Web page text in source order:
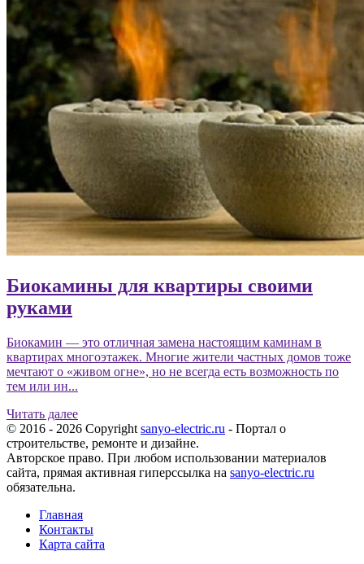
Биокамины для квартиры своими
руками
Биокамин — это отличная замена настоящим каминам в
квартирах многоэтажек. Многие жители частных домов тоже
мечтают о «живом огне», но не всегда есть возможность по
тем или ин...
Читать далее
© 2016 - 2026 Copyright sanyo-electric.ru - Портал о
строительстве, ремонте и дизайне.
Авторское право. При любом использовании материалов
сайта, прямая активная гиперссылка на sanyo-electric.ru
обязательна.
Главная
Контакты
Карта сайта